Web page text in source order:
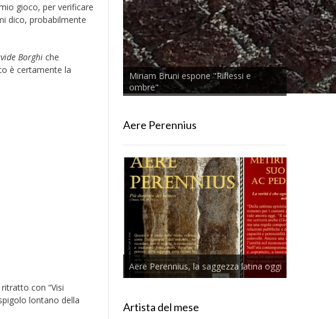
gioco, per verificare
dico, probabilmente
Borghi che
è certamente la
con “Visi
lontano della
Miriam Bruni espone "Riflessi e
ombre"
Aere Perennius
Aere Perennius, la saggezza latina oggi
Artista del mese